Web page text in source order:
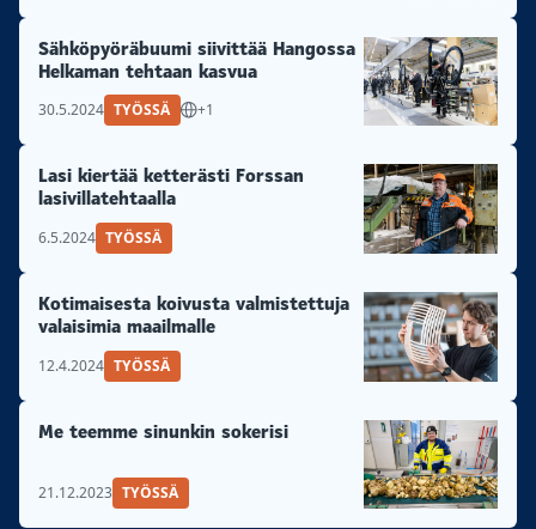
Sähköpyöräbuumi siivittää Hangossa
Helkaman tehtaan kasvua
30.5.2024 TYÖSSÄ +1
Lasi kiertää ketterästi Forssan
lasivillatehtaalla
6.5.2024 TYÖSSÄ
Kotimaisesta koivusta valmistettuja
valaisimia maailmalle
12.4.2024 TYÖSSÄ
Me teemme sinunkin sokerisi
21.12.2023 TYÖSSÄ